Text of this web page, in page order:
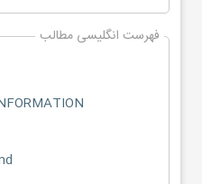
فهرست انگلیسی مطالب